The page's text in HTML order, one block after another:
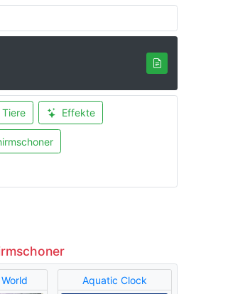
Tiere Effekte
Aquatic Clock